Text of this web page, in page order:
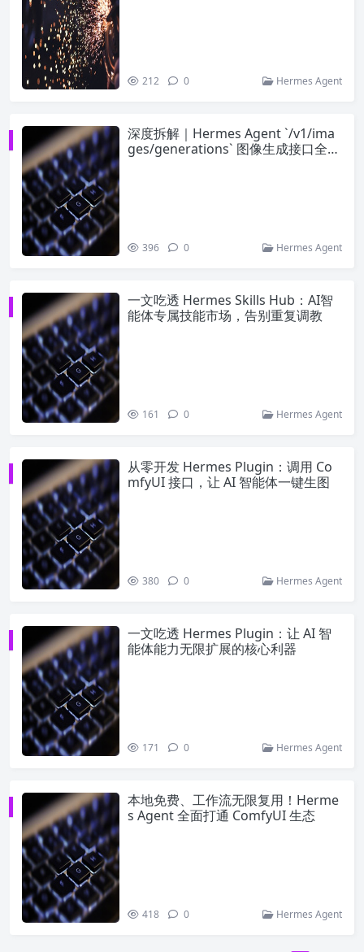
212 0 Hermes Agent
深度拆解｜Hermes Agent `/v1/ima
ges/generations` 图像生成接口全指
396 0 Hermes Agent
一文吃透 Hermes Skills Hub：AI智
能体专属技能市场，告别重复调教
161 0 Hermes Agent
从零开发 Hermes Plugin：调用 Co
mfyUI 接口，让 AI 智能体一键生图
380 0 Hermes Agent
一文吃透 Hermes Plugin：让 AI 智
能体能力无限扩展的核心利器
171 0 Hermes Agent
本地免费、工作流无限复用！Herme
s Agent 全面打通 ComfyUI 生态
418 0 Hermes Agent